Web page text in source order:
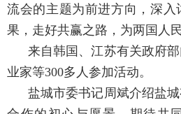
流会的主题为前进方向，深
果，走好共赢之路，为两国人
来自韩国、江苏有关政府
业家等300多人参加活动。
盐城市委书记周斌介绍盐